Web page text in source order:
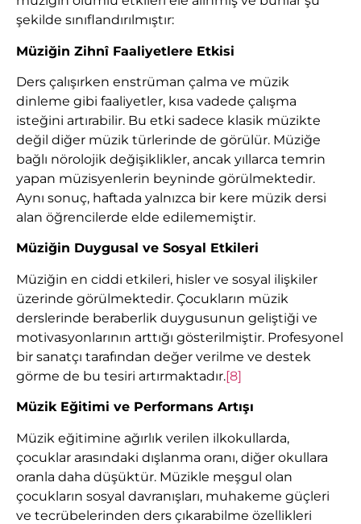
şekilde sınıflandırılmıştır:
Müziğin Zihnî Faaliyetlere Etkisi
Ders çalışırken enstrüman çalma ve müzik
dinleme gibi faaliyetler, kısa vadede çalışma
isteğini artırabilir. Bu etki sadece klasik müzikte
değil diğer müzik türlerinde de görülür. Müziğe
bağlı nörolojik değişiklikler, ancak yıllarca temrin
yapan müzisyenlerin beyninde görülmektedir.
Aynı sonuç, haftada yalnızca bir kere müzik dersi
alan öğrencilerde elde edilememiştir.
Müziğin Duygusal ve Sosyal Etkileri
Müziğin en ciddi etkileri, hisler ve sosyal ilişkiler
üzerinde görülmektedir. Çocukların müzik
derslerinde beraberlik duygusunun geliştiği ve
motivasyonlarının arttığı gösterilmiştir. Profesyonel
bir sanatçı tarafından değer verilme ve destek
görme de bu tesiri artırmaktadır.[8]
Müzik Eğitimi ve Performans Artışı
Müzik eğitimine ağırlık verilen ilkokullarda,
çocuklar arasındaki dışlanma oranı, diğer okullara
oranla daha düşüktür. Müzikle meşgul olan
çocukların sosyal davranışları, muhakeme güçleri
ve tecrübelerinden ders çıkarabilme özellikleri